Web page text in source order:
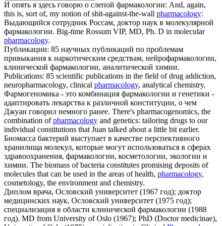
И опять я здесь говорю о слепой фармакологии: And, again,
this is, sort of, my notion of shit-against-the-wall pharmacology:
Выдающийся сотрудник Россам, доктор наук в молекулярной
фармакологии. Big-time Rossum VIP, MD, Ph. D in molecular
pharmacology.
Публикации: 85 научных публикаций по проблемам
привыкания к наркотическим средствам, нейрофармакологии,
клинической фармакологии, аналитической химии.
Publications: 85 scientific publications in the field of drug addiction,
neuropharmacology, clinical pharmacology, analytical chemistry.
Фармогеномика - это комбинация фармакологии и генетики -
адаптировать лекарства к различной конституции, о чем
Джуан говорил немного ранее. There's pharmacogenomics, the
combination ofpharmacology and genetics: tailoring drugs to our
individual constitutions that Juan talked about a little bit earlier.
Биомасса бактерий выступает в качестве перспективного
хранилища молекул, которые могут использоваться в сферах
здравоохранения, фармакологии, косметологии, экологии и
химии. The biomass of bacteria constitutes promising deposits of
molecules that can be used in the areas of health, pharmacology,
cosmetology, the environment and chemistry.
Диплом врача, Ословский университет (1967 год); доктор
медицинских наук, Ословский университет (1975 год);
специализация в области клинической фармакологии (1988
год). MD from University of Oslo (1967); PhD (Doctor medicinae),